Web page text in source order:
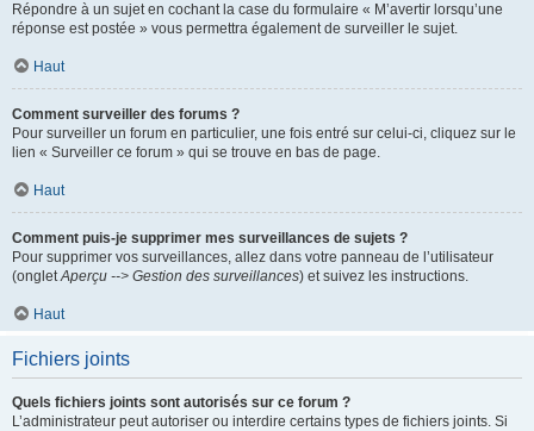
Répondre à un sujet en cochant la case du formulaire « M’avertir lorsqu’une
réponse est postée » vous permettra également de surveiller le sujet.
Haut
Comment surveiller des forums ?
Pour surveiller un forum en particulier, une fois entré sur celui-ci, cliquez sur le
lien « Surveiller ce forum » qui se trouve en bas de page.
Haut
Comment puis-je supprimer mes surveillances de sujets ?
Pour supprimer vos surveillances, allez dans votre panneau de l’utilisateur
(ongletAperçu --> Gestion des surveillances) et suivez les instructions.
Haut
Fichiers joints
Quels fichiers joints sont autorisés sur ce forum ?
L’administrateur peut autoriser ou interdire certains types de fichiers joints. Si